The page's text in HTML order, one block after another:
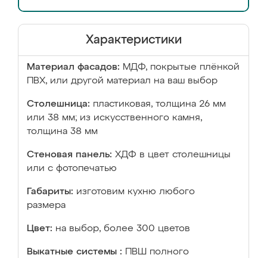
Характеристики
Материал фасадов: МДФ, покрытые плёнкой
ПВХ, или другой материал на ваш выбор
Столешница: пластиковая, толщина 26 мм
или 38 мм; из искусственного камня,
толщина 38 мм
Стеновая панель: ХДФ в цвет столешницы
или с фотопечатью
Габариты: изготовим кухню любого
размера
Цвет: на выбор, более 300 цветов
Выкатные системы :
ПВШ полного